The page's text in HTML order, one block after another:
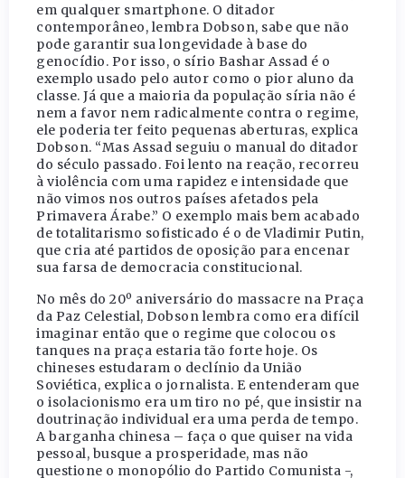
em qualquer smartphone. O ditador
contemporâneo, lembra Dobson, sabe que não
pode garantir sua longevidade à base do
genocídio. Por isso, o sírio Bashar Assad é o
exemplo usado pelo autor como o pior aluno da
classe. Já que a maioria da população síria não é
nem a favor nem radicalmente contra o regime,
ele poderia ter feito pequenas aberturas, explica
Dobson. “Mas Assad seguiu o manual do ditador
do século passado. Foi lento na reação, recorreu
à violência com uma rapidez e intensidade que
não vimos nos outros países afetados pela
Primavera Árabe.” O exemplo mais bem acabado
de totalitarismo sofisticado é o de Vladimir Putin,
que cria até partidos de oposição para encenar
sua farsa de democracia constitucional.
No mês do 20º aniversário do massacre na Praça
da Paz Celestial, Dobson lembra como era difícil
imaginar então que o regime que colocou os
tanques na praça estaria tão forte hoje. Os
chineses estudaram o declínio da União
Soviética, explica o jornalista. E entenderam que
o isolacionismo era um tiro no pé, que insistir na
doutrinação individual era uma perda de tempo.
A barganha chinesa – faça o que quiser na vida
pessoal, busque a prosperidade, mas não
questione o monopólio do Partido Comunista -,